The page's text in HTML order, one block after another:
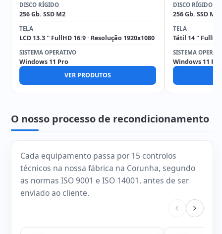
DISCO RÍGIDO
256 Gb. SSD M2
TELA
LCD 13.3 '' FullHD 16:9 · Resolução 1920x1080
SISTEMA OPERATIVO
Windows 11 Pro
VER PRODUTOS
DISCO RÍGIDO
256 Gb. SSD M2
TELA
Tátil 14 '' FullHD
SISTEMA
Windows 11 Pro
O nosso processo de recondicionamento
Cada equipamento passa por 15 controlos
técnicos na nossa fábrica na Corunha, segundo
as normas ISO 9001 e ISO 14001, antes de ser
enviado ao cliente.